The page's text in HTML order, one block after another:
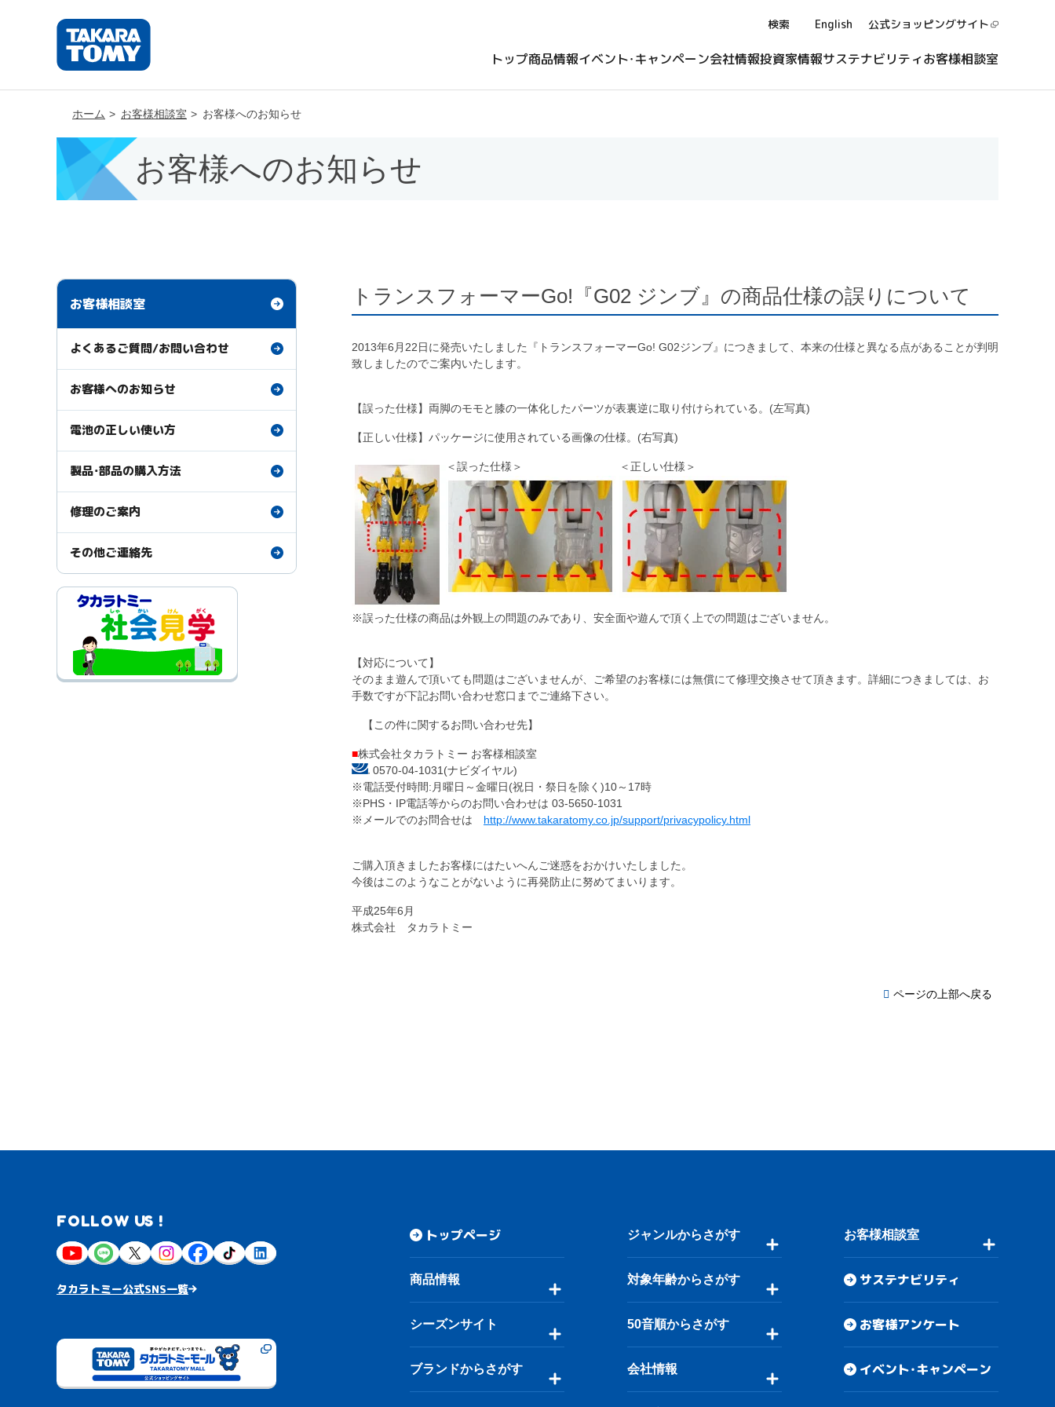
検索 English 公式ショッピングサイト
トップ商品情報イベント・キャンペーン会社情報投資家情報サステナビリティお客様相談室
ホーム お客様相談室 お客様へのお知らせ
お客様へのお知らせ
トランスフォーマーGo!『G02 ジンブ』の商品仕様の誤りについて
2013年6月22日に発売いたしました『トランスフォーマーGo! G02ジンブ』につきまして、本来の仕様と異なる点があることが判明
致しましたのでご案内いたします。
【誤った仕様】両脚のモモと膝の一体化したパーツが表裏逆に取り付けられている。(左写真)
【正しい仕様】パッケージに使用されている画像の仕様。(右写真)
＜誤った仕様＞ ＜正しい仕様＞
※誤った仕様の商品は外観上の問題のみであり、安全面や遊んで頂く上での問題はございません。
【対応について】
そのまま遊んで頂いても問題はございませんが、ご希望のお客様には無償にて修理交換させて頂きます。詳細につきましては、お
手数ですが下記お問い合わせ窓口までご連絡下さい。
【この件に関するお問い合わせ先】
■株式会社タカラトミー お客様相談室
0570-04-1031(ナビダイヤル)
※電話受付時間:月曜日～金曜日(祝日・祭日を除く)10～17時
※PHS・IP電話等からのお問い合わせは 03-5650-1031
※メールでのお問合せは http://www.takaratomy.co.jp/support/privacypolicy.html
ご購入頂きましたお客様にはたいへんご迷惑をおかけいたしました。
今後はこのようなことがないように再発防止に努めてまいります。
平成25年6月
株式会社 タカラトミー
ページの上部へ戻る
お客様相談室
よくあるご質問/お問い合わせ
お客様へのお知らせ
電池の正しい使い方
製品・部品の購入方法
修理のご案内
その他ご連絡先
FOLLOW US !
タカラトミー公式SNS一覧
トップページ
商品情報
シーズンサイト
ブランドからさがす
ジャンルからさがす
対象年齢からさがす
50音順からさがす
会社情報
お客様相談室
サステナビリティ
お客様アンケート
イベント・キャンペーン